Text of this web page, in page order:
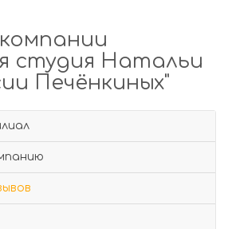
студия Натальи
Печёнкиных"